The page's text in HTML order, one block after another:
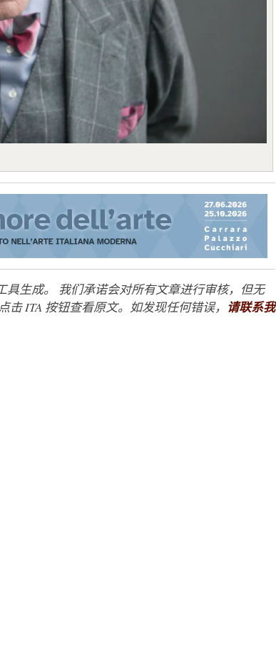
生成。 我们承诺会对所有文章进行审核，但无
ITA 按钮查看原文。如发现任何错误， 请联系我